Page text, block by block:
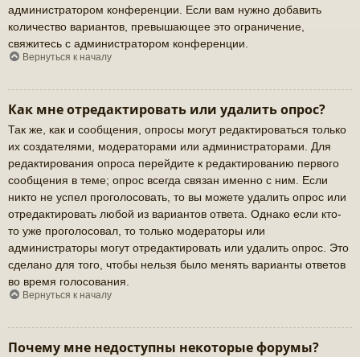
администратором конференции. Если вам нужно добавить
количество вариантов, превышающее это ограничение,
свяжитесь с администратором конференции.
Вернуться к началу
Как мне отредактировать или удалить опрос?
Так же, как и сообщения, опросы могут редактироваться только
их создателями, модераторами или администраторами. Для
редактирования опроса перейдите к редактированию первого
сообщения в теме; опрос всегда связан именно с ним. Если
никто не успел проголосовать, то вы можете удалить опрос или
отредактировать любой из вариантов ответа. Однако если кто-
то уже проголосовал, то только модераторы или
администраторы могут отредактировать или удалить опрос. Это
сделано для того, чтобы нельзя было менять варианты ответов
во время голосования.
Вернуться к началу
Почему мне недоступны некоторые форумы?